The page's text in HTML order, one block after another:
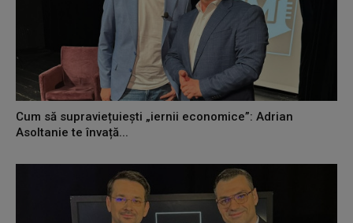
Cum să supraviețuiești „iernii economice”: Adrian
Asoltanie te învață...